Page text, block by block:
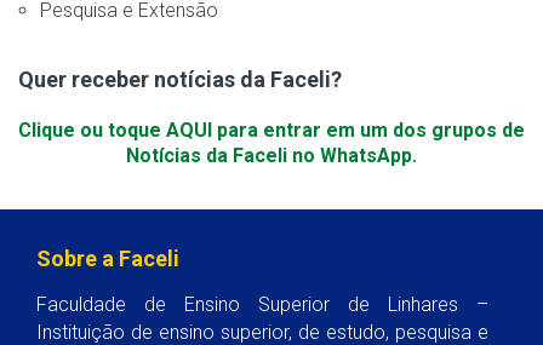
Pesquisa e Extensão
Quer receber notícias da Faceli?
Clique ou toque AQUI para entrar em um dos grupos de
Notícias da Faceli no WhatsApp.
Sobre a Faceli
Faculdade de Ensino Superior de Linhares –
Instituição de ensino superior, de estudo, pesquisa e